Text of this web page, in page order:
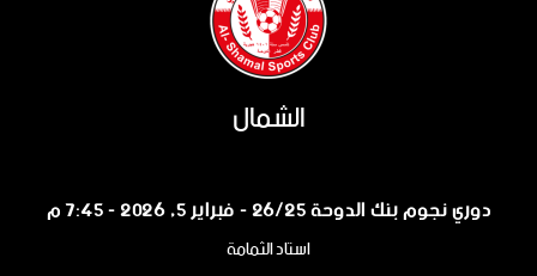
الشمال
دوري نجوم بنك الدوحة 26/25 - فبراير 5, 2026 - 7:45 م
استاد الثمامة